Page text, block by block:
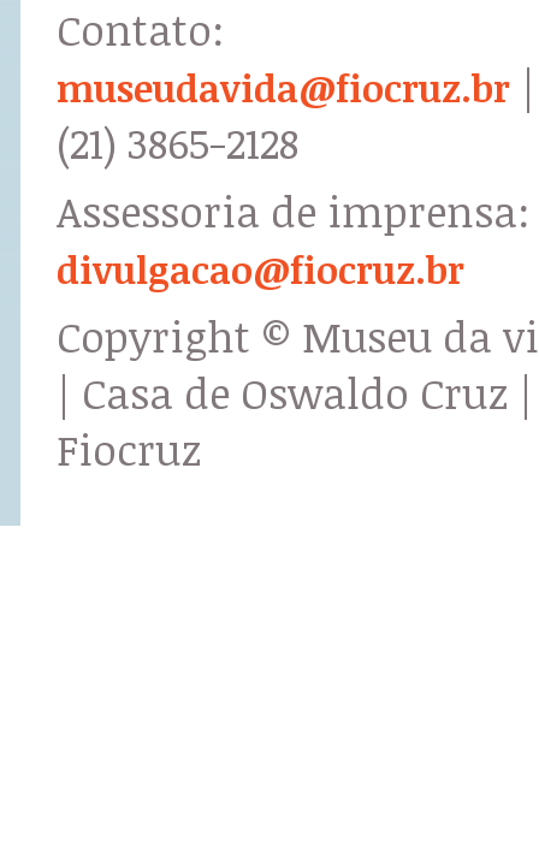
Contato:
museudavida@fiocruz.br |
(21) 3865-2128
Assessoria de imprensa:
divulgacao@fiocruz.br
Copyright © Museu da
| Casa de Oswaldo Cruz |
Fiocruz